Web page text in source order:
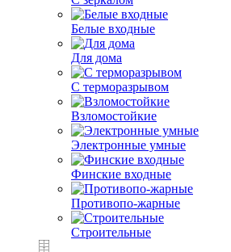
Белые входные
Для дома
С терморазрывом
Взломостойкие
Электронные умные
Финские входные
Противопо-жарные
Строительные